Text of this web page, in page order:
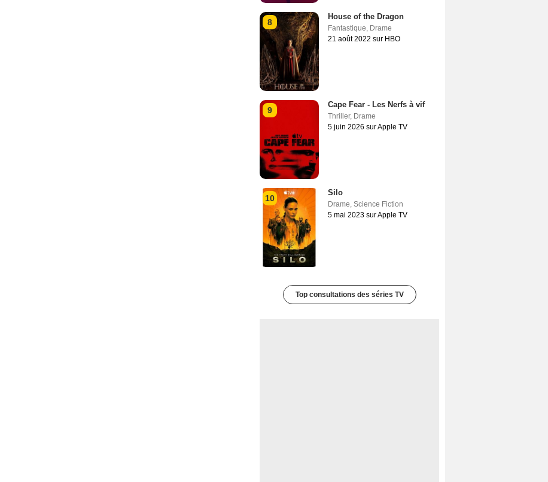
8
House of the Dragon
Fantastique, Drame
21 août 2022 sur HBO
9
Cape Fear - Les Nerfs à vif
Thriller, Drame
5 juin 2026 sur Apple TV
10
Silo
Drame, Science Fiction
5 mai 2023 sur Apple TV
Top consultations des séries TV